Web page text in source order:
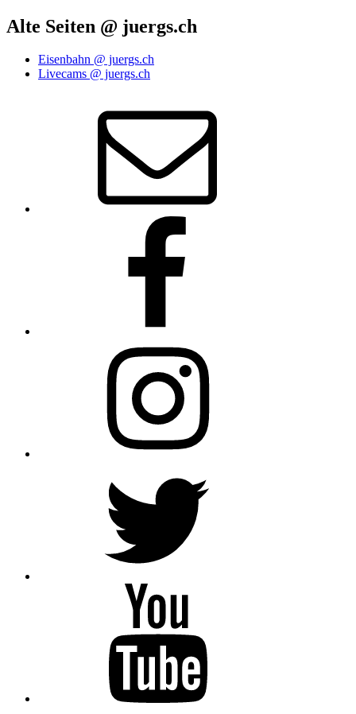
Alte Seiten @ juergs.ch
Eisenbahn @ juergs.ch
Livecams @ juergs.ch